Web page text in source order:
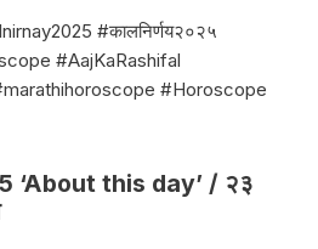
#कालनिर्णय२०२५
#AajKaRashifal
#Horoscope
‘About this day’ / २३